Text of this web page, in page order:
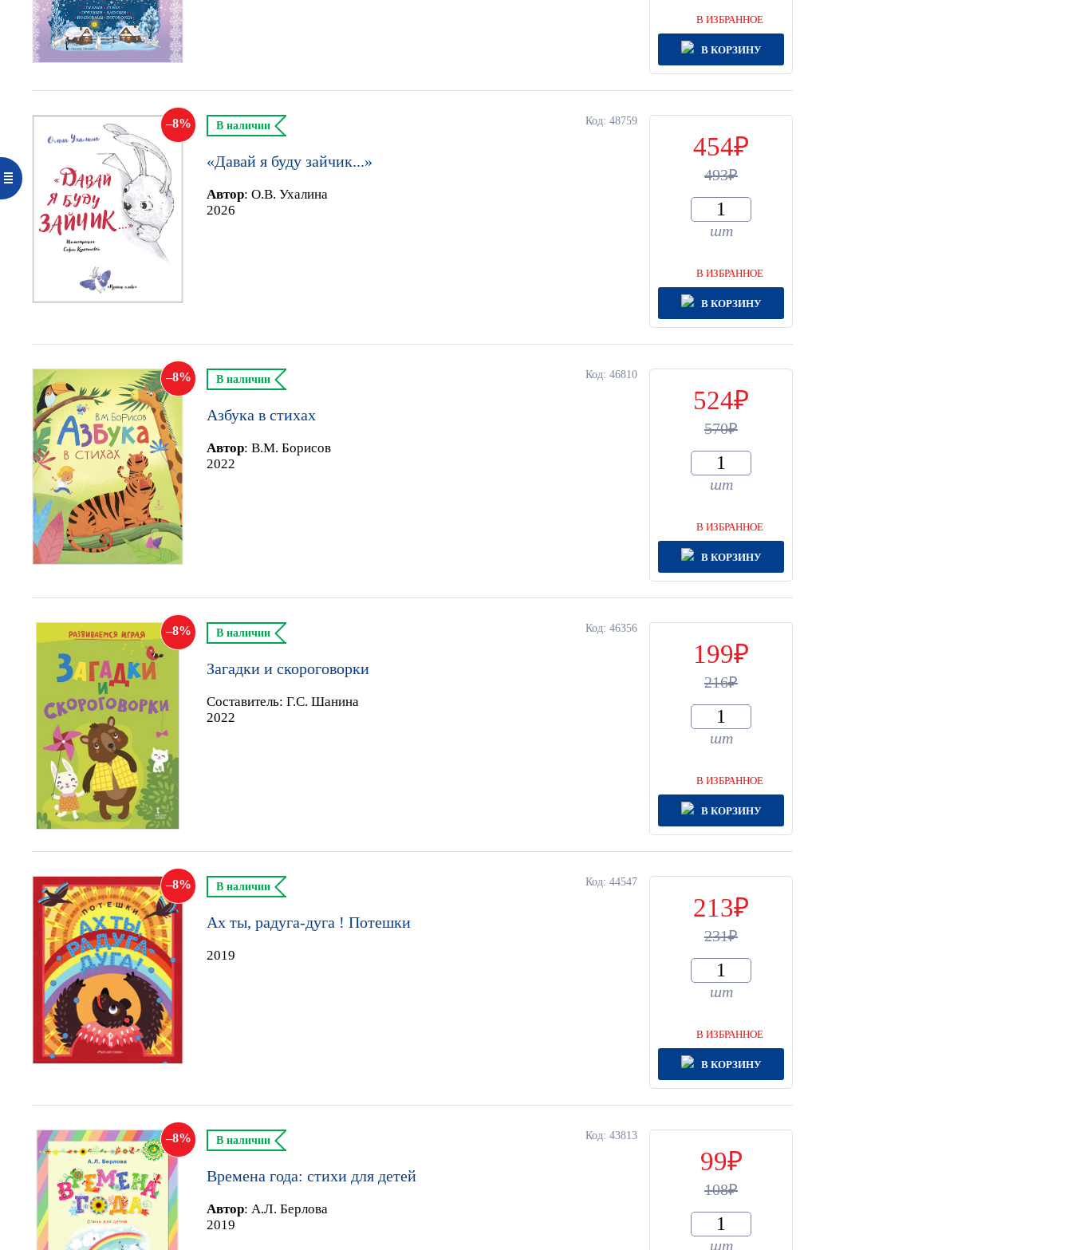
В ИЗБРАННОЕ
В КОРЗИНУ
8 Код: 48759
В наличии
«Давай я буду зайчик...»
Автор: О.В. Ухалина
2026
454
493
шт
В ИЗБРАННОЕ
В КОРЗИНУ
8 Код: 46810
В наличии
Азбука в стихах
Автор: В.М. Борисов
2022
524
570
шт
В ИЗБРАННОЕ
В КОРЗИНУ
8 Код: 46356
В наличии
Загадки и скороговорки
Составитель: Г.С. Шанина
2022
199
216
шт
В ИЗБРАННОЕ
В КОРЗИНУ
8 Код: 44547
В наличии
Ах ты, радуга-дуга ! Потешки
2019
213
231
шт
В ИЗБРАННОЕ
В КОРЗИНУ
8 Код: 43813
В наличии
Времена года: стихи для детей
Автор: А.Л. Берлова
2019
99
108
шт